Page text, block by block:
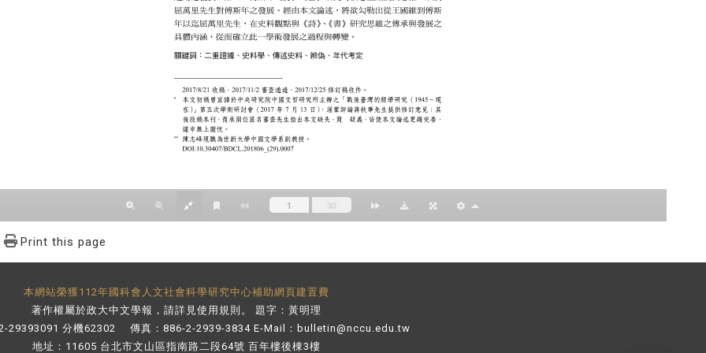
Print this page
本網站榮獲112年國科會人文社會科學研究中心補助網頁建置費
著作權屬於政大中文學報，請詳見 使用規則 。 題字：黃明理
29393091 分機62302 傳真：886-2-2939-3834 E-Mail： bulletin@nccu.edu.tw
地址：11605 台北市文山區指南路二段64號 百年樓後棟3樓